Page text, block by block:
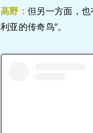
高野： 但另一方面，
利亚的传奇鸟”。